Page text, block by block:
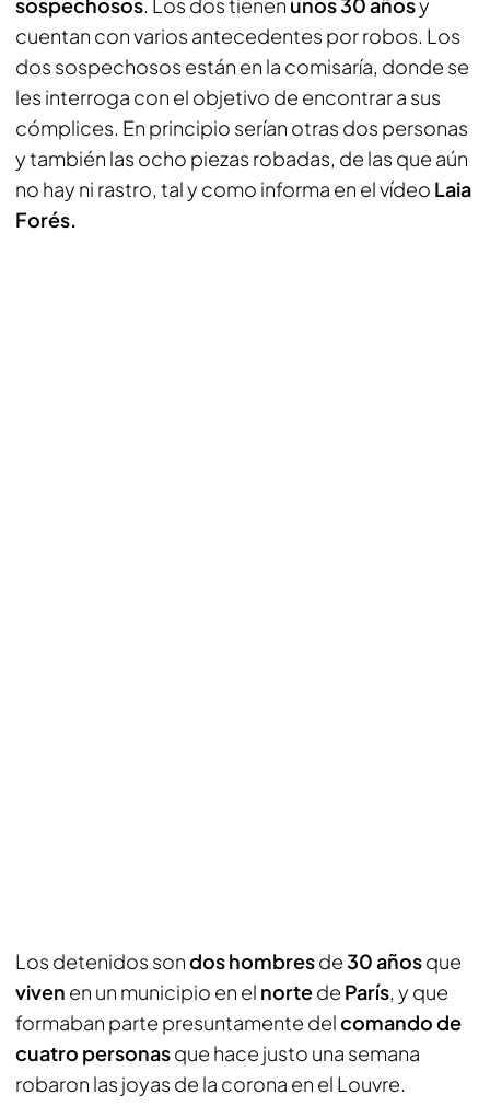
cuentan con varios antecedentes por robos. Los
dos sospechosos están en la comisaría, donde se
les interroga con el objetivo de encontrar a sus
cómplices. En principio serían otras dos personas
y también las ocho piezas robadas, de las que aún
no hay ni rastro, tal y como informa en el vídeo Laia
Forés.
Los detenidos sondoshombresde30 añosque
viven en un municipio en el nortede París, y que
formaban parte presuntamente delcomando de
cuatro personasque hace justo una semana
robaron las joyas de la corona en el Louvre.